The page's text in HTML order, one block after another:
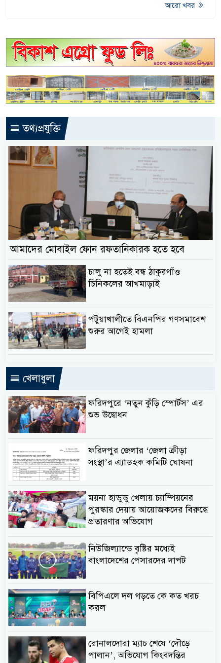
আরো খবর
তথ্যপ্রযুক্তি
আমাদের মোবাইল ফোন রফতানিকারক হতে হবে
চালু না হতেই বন্ধ ঠাকুরগাঁও
চিনিকলের আখমাড়াই
পটুয়াখালীতে বিএনপির গণসমাবেশ
শুরুর আগেই হামলা
খেলাধুলা
ফরিদপুরে ‘নতুন কুঁড়ি স্পোর্টস’ এর
শুভ উদ্বোধন
ফরিদপুর জেলার ‘জেলা ক্রীড়া
সংস্থা’র এ্যাডহক কমিটি ঘোষনা
ময়না হাডুডু খেলায় চ্যাম্পিয়নের
পুরস্কার দেয়ায় আয়োজকদের বিরুদ্ধে
প্রতারণার অভিযোগ
নিউজিল্যান্ডে বৃষ্টির মধ্যেই
বাংলাদেশের পেসারদের দাপট
বিপিএলে দল গড়তে কে কত খরচ
করল
রোনালদোরা ম্যাচ শেষে ‘দৌড়ে
পালান’, অভিযোগ কিংবদন্তির